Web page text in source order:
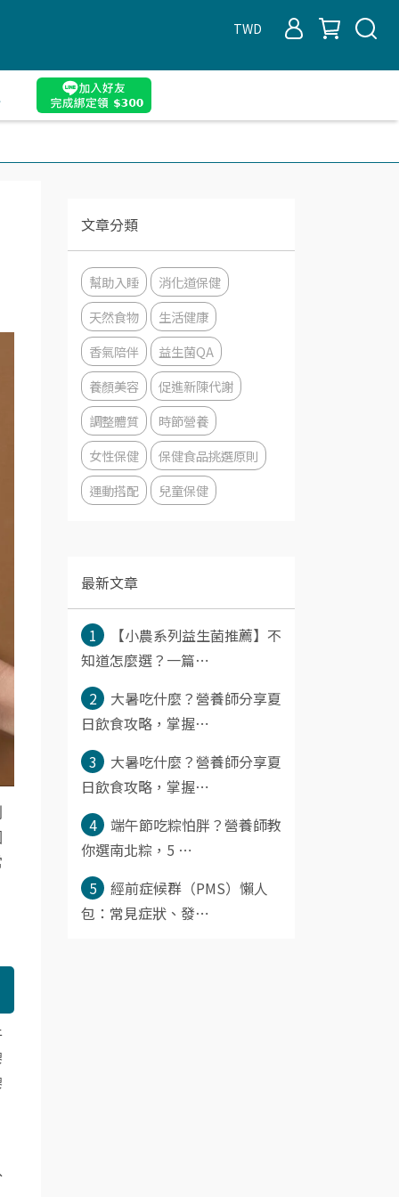
TWD
文章分類
幫助入睡
消化道保健
天然食物
生活健康
香氣陪伴
益生菌QA
養顏美容
促進新陳代謝
調整體質
時節營養
女性保健
保健食品挑選原則
運動搭配
兒童保健
最新文章
1
【小農系列益生菌推薦】不
知道怎麼選？一篇⋯
2
大暑吃什麼？營養師分享夏
日飲食攻略，掌握⋯
3
大暑吃什麼？營養師分享夏
日飲食攻略，掌握⋯
4
端午節吃粽怕胖？營養師教
你選南北粽，5 ⋯
5
經前症候群（PMS）懶人
包：常見症狀、發⋯